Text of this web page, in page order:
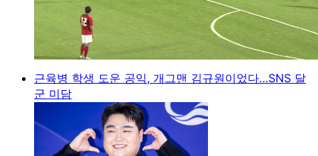
근육병 학생 도운 공익, 개그맨 김규원이었다…SNS 달
군 미담